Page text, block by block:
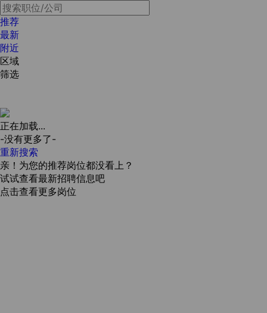
推荐
最新
附近
区域
筛选
正在加载...
-没有更多了-
重新搜索
亲！为您的推荐岗位都没看上？
试试查看最新招聘信息吧
点击查看更多岗位